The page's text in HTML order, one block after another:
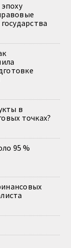
в
точках?
95 %